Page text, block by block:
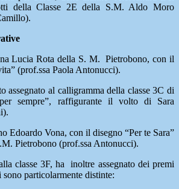
della Classe 2E della S.M. Aldo Moro
Lucia Rota della S. M. Pietrobono, con il
(prof.ssa Paola Antonucci).
assegnato al calligramma della classe 3C di
sempre”, raffigurante il volto di Sara
Edoardo Vona, con il disegno “Per te Sara”
Pietrobono (prof.ssa Antonucci).
classe 3F, ha inoltre assegnato dei premi
sono particolarmente distinte: